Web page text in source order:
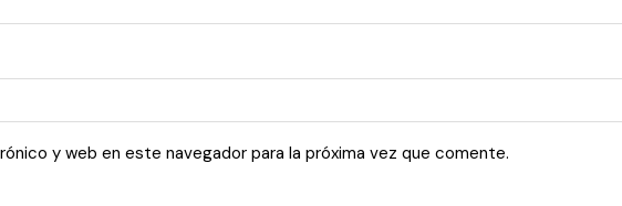
y web en este navegador para la próxima vez que comente.